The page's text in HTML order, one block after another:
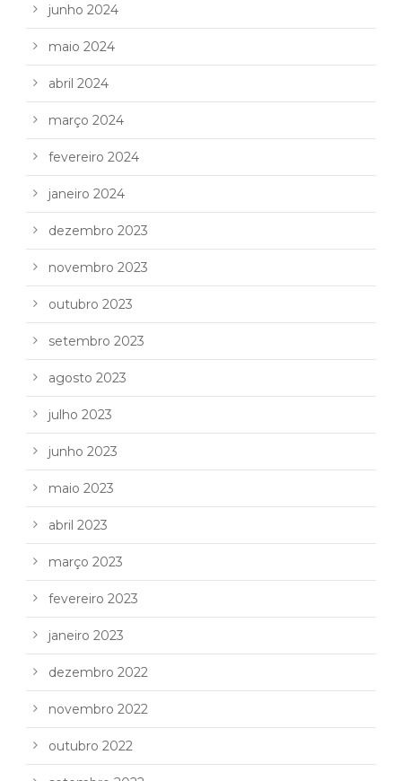
junho 2024
maio 2024
abril 2024
março 2024
fevereiro 2024
janeiro 2024
dezembro 2023
novembro 2023
outubro 2023
setembro 2023
agosto 2023
julho 2023
junho 2023
maio 2023
abril 2023
março 2023
fevereiro 2023
janeiro 2023
dezembro 2022
novembro 2022
outubro 2022